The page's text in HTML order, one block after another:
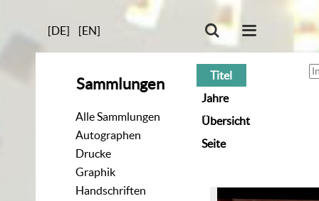
[DE] [EN]
Sammlungen
Alle Sammlungen
Autographen
Drucke
Graphik
Handschriften
Titel
Jahre
Übersicht
Seite